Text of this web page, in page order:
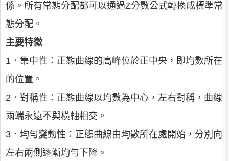
係。所有常態分配都可以通過Z分數公式轉換成標準常
態分配。
主要特徵
1．集中性：正態曲線的高峰位於正中央，即均數所在
的位置。
2．對稱性：正態曲線以均數為中心，左右對稱，曲線
兩端永遠不與橫軸相交。
3．均勻變動性：正態曲線由均數所在處開始，分別向
左右兩側逐漸均勻下降。